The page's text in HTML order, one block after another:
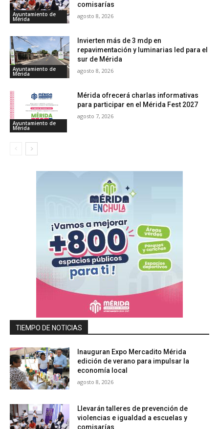
Ayuntamiento de
Mérida
comisarías
agosto 8, 2026
Ayuntamiento de
Mérida
Invierten más de 3 mdp en
repavimentación y luminarias led para el
sur de Mérida
agosto 8, 2026
Ayuntamiento de
Mérida
Mérida ofrecerá charlas informativas
para participar en el Mérida Fest 2027
agosto 7, 2026
TIEMPO DE NOTICIAS
Inauguran Expo Mercadito Mérida
edición de verano para impulsar la
economía local
agosto 8, 2026
Llevarán talleres de prevención de
violencias e igualdad a escuelas y
comisarías